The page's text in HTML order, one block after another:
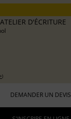
D'ÉCRITURE
)
DEMANDER UN DEVIS